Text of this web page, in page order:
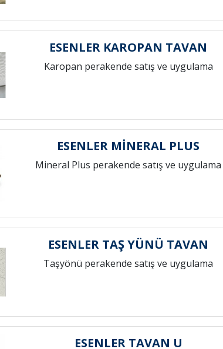
ESENLER KAROPAN TAVAN
Karopan perakende satış ve uygulama
ESENLER MİNERAL PLUS
Mineral Plus perakende satış ve uygulama
ESENLER TAŞ YÜNÜ TAVAN
Taşyönü perakende satış ve uygulama
ESENLER TAVAN U